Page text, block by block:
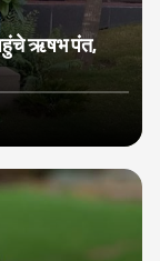
ऋषभ पंत,